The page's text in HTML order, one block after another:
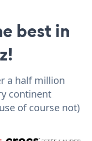
best in
a half million
continent
of course not)